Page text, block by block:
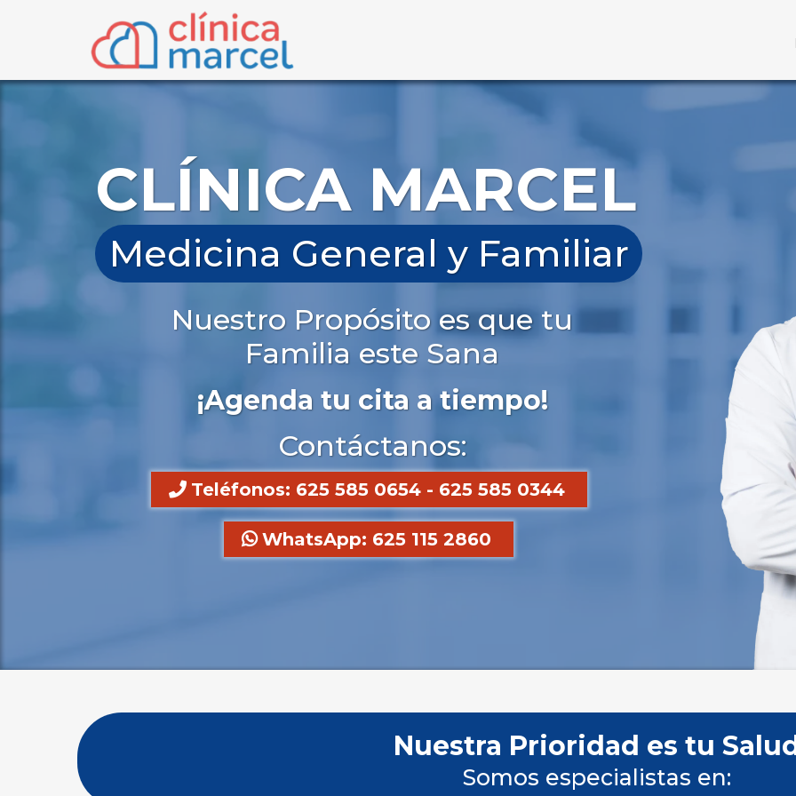
CLÍNICA MARCEL
Medicina General y Familiar
Nuestro Propósito es que tu
Familia este Sana
¡Agenda tu cita a tiempo!
Contáctanos:
Teléfonos: 625 585 0654 - 625 585 0344
WhatsApp: 625 115 2860
Nuestra Prioridad es tu
Somos especialistas en: